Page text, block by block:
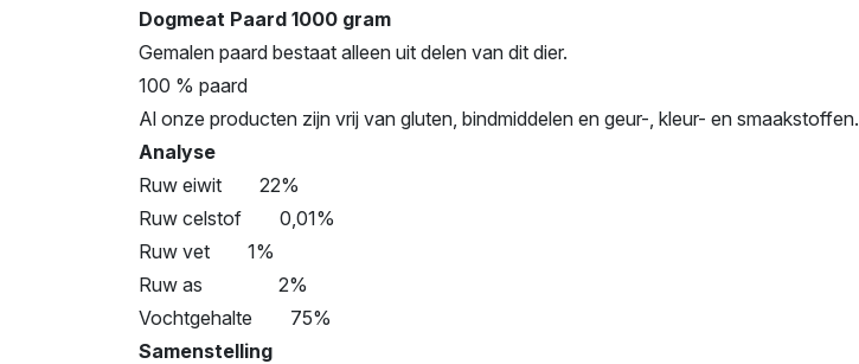
Dogmeat Paard 1000 gram
Gemalen paard bestaat alleen uit delen van dit dier.
100 % paard
Al onze producten zijn vrij van gluten, bindmiddelen en geur-, kleur- en smaakstoffen.
Analyse
Ruw eiwit 22%
Ruw celstof 0,01%
Ruw vet 1%
Ruw as 2%
Vochtgehalte 75%
Samenstelling